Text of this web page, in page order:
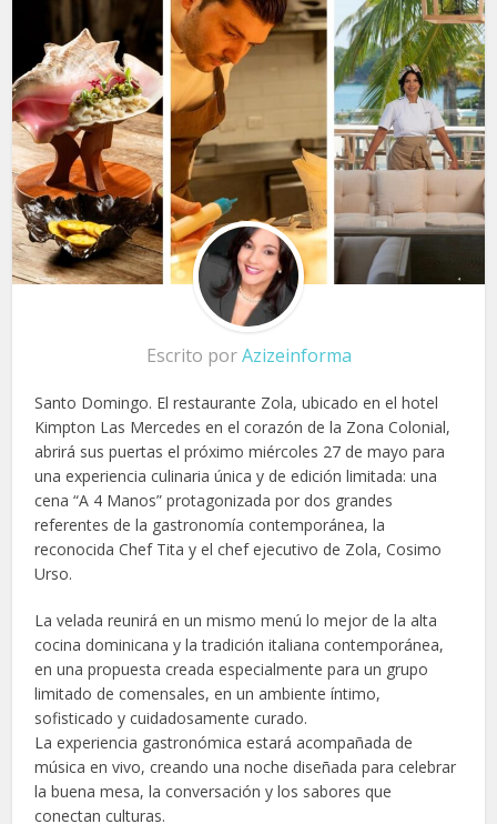
Escrito porAzizeinforma
Santo Domingo. El restaurante Zola, ubicado en el hotel
Kimpton Las Mercedes en el corazón de la Zona Colonial,
abrirá sus puertas el próximo miércoles 27 de mayo para
una experiencia culinaria única y de edición limitada: una
cena “A 4 Manos” protagonizada por dos grandes
referentes de la gastronomía contemporánea, la
reconocida Chef Tita y el chef ejecutivo de Zola, Cosimo
Urso.
La velada reunirá en un mismo menú lo mejor de la alta
cocina dominicana y la tradición italiana contemporánea,
en una propuesta creada especialmente para un grupo
limitado de comensales, en un ambiente íntimo,
sofisticado y cuidadosamente curado.
La experiencia gastronómica estará acompañada de
música en vivo, creando una noche diseñada para celebrar
la buena mesa, la conversación y los sabores que
conectan culturas.